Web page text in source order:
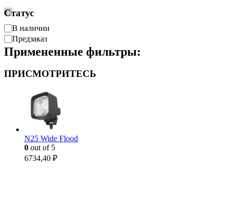
Статус
Доступность
В наличии
Предзаказ
Примененные фильтры:
ПРИСМОТРИТЕСЬ
N25 Wide Flood
0 out of 5
6734,40 ₽